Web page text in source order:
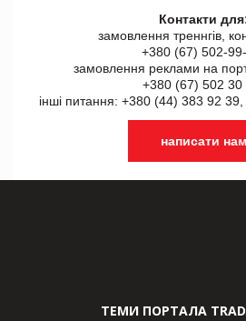
Контакти
замовлення треннгів,
+380 (67) 502-
замовлення реклами на
+380 (67) 502 30
інші питання: +380 (44) 383 92
написати нам
ТЕМИ ПОРТАЛА